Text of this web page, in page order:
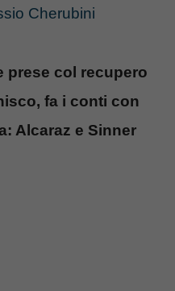
Cherubini
prese col recupero
fa i conti con
Alcaraz e Sinner